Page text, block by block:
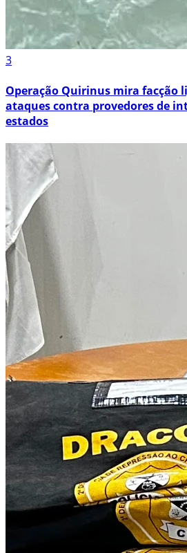
3
Operação Quirinus mira facção
ataques contra provedores de
estados